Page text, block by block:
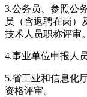
3.公务员、参照公
员（含返聘在岗）
技术人员职称评审。
4.事业单位申报人
5.省工业和信息化
资格评审。